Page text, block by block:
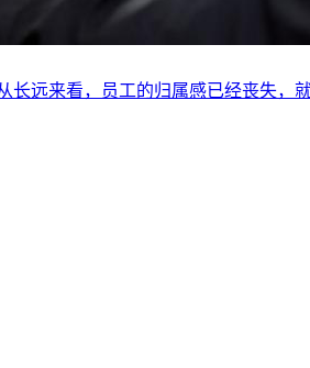
远来看，员工的归属感已经丧失，